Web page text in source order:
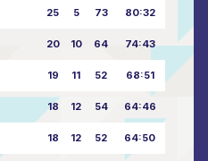
25 5 73 80:32
20 10 64 74:43
19 11 52 68:51
18 12 54 64:46
18 12 52 64:50